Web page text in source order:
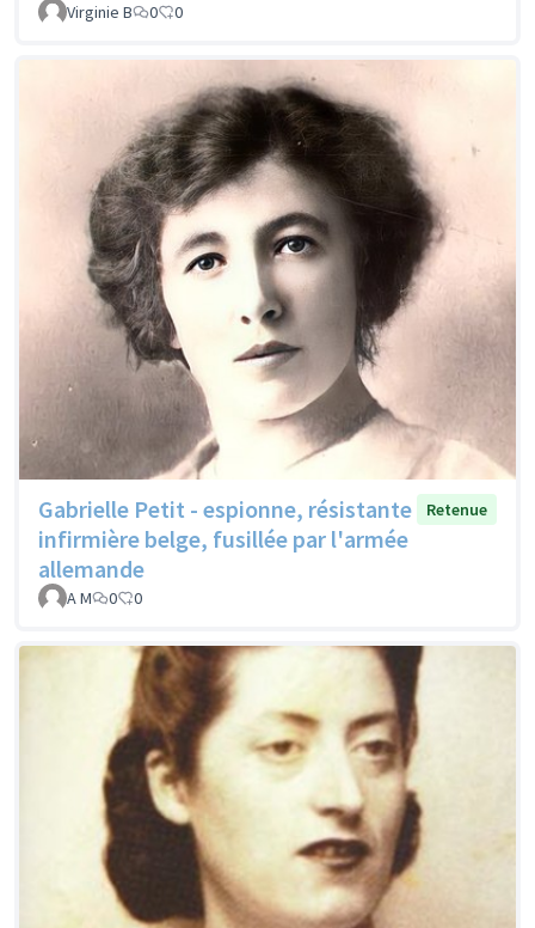
Virginie B 0 0
Gabrielle Petit - espionne, résistante
infirmière belge, fusillée par l'armée
allemande
Retenue
A M 0 0